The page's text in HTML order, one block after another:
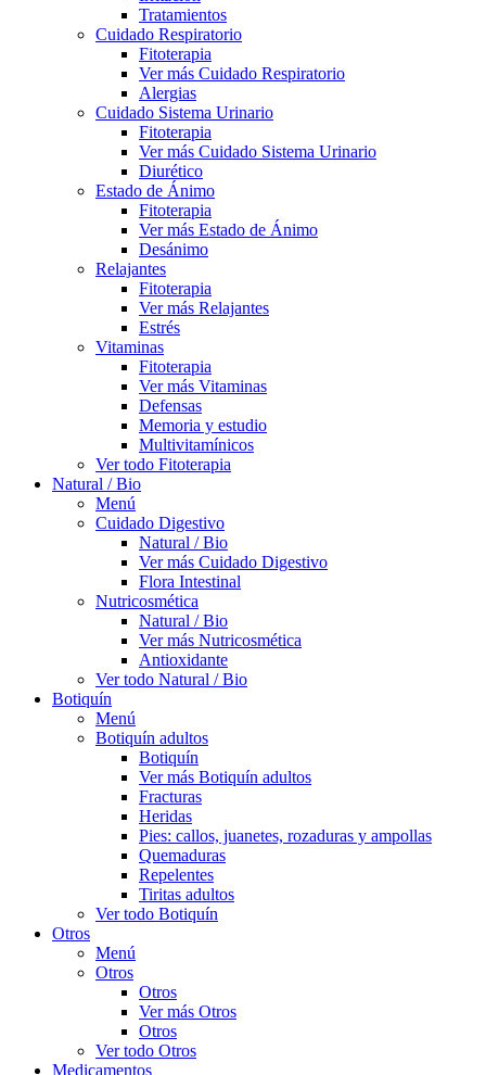
Tratamientos
Cuidado Respiratorio
Fitoterapia
Ver más Cuidado Respiratorio
Alergias
Cuidado Sistema Urinario
Fitoterapia
Ver más Cuidado Sistema Urinario
Diurético
Estado de Ánimo
Fitoterapia
Ver más Estado de Ánimo
Desánimo
Relajantes
Fitoterapia
Ver más Relajantes
Estrés
Vitaminas
Fitoterapia
Ver más Vitaminas
Defensas
Memoria y estudio
Multivitamínicos
Ver todo Fitoterapia
Natural / Bio
Menú
Cuidado Digestivo
Natural / Bio
Ver más Cuidado Digestivo
Flora Intestinal
Nutricosmética
Natural / Bio
Ver más Nutricosmética
Antioxidante
Ver todo Natural / Bio
Botiquín
Menú
Botiquín adultos
Botiquín
Ver más Botiquín adultos
Fracturas
Heridas
Pies: callos, juanetes, rozaduras y ampollas
Quemaduras
Repelentes
Tiritas adultos
Ver todo Botiquín
Otros
Menú
Otros
Otros
Ver más Otros
Otros
Ver todo Otros
Medicamentos